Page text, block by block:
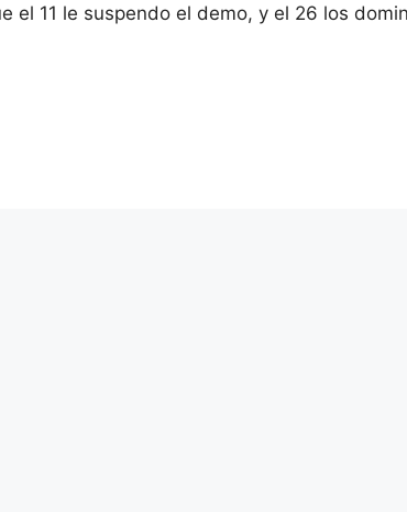
el 11 le suspendo el demo, y el 26 los